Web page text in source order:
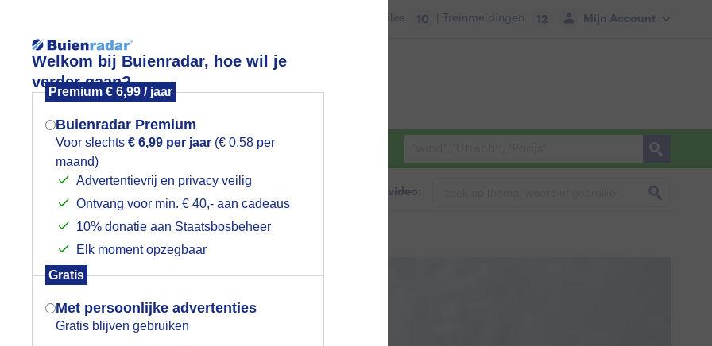
Welkom bij Buienradar, hoe wil je
verder gaan?
Premium € 6,99 / jaar
Buienradar Premium
Voor slechts € 6,99 per jaar (€ 0,58 per
maand)
Advertentievrij en privacy veilig
Ontvang voor min. € 40,- aan cadeaus
10% donatie aan Staatsbosbeheer
Elk moment opzegbaar
Gratis
Met persoonlijke advertenties
Gratis blijven gebruiken
Mijn Account
Files 10 | Treinmeldingen 12
Foto en video Weerzine
Zoeken in foto & video:
Mogen we je locatie gebruiken voor
het weer?
Indien je hier nog geen akkoord op hebt
gegeven, verschijnt er zo een pop-up uit
je browser waarin deze toestemming
gevraagd wordt.